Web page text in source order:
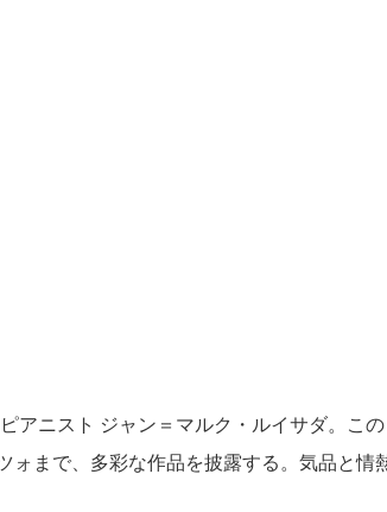
ニスト ジャン＝マルク・ルイサダ。こ
まで、多彩な作品を披露する。気品と情